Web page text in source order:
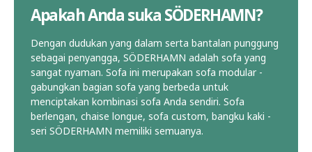
Apakah Anda suka SÖDERHAMN?
Dengan dudukan yang dalam serta bantalan punggung
sebagai penyangga, SÖDERHAMN adalah sofa yang
sangat nyaman. Sofa ini merupakan sofa modular -
gabungkan bagian sofa yang berbeda untuk
menciptakan kombinasi sofa Anda sendiri. Sofa
berlengan, chaise longue, sofa custom, bangku kaki -
seri SÖDERHAMN memiliki semuanya.